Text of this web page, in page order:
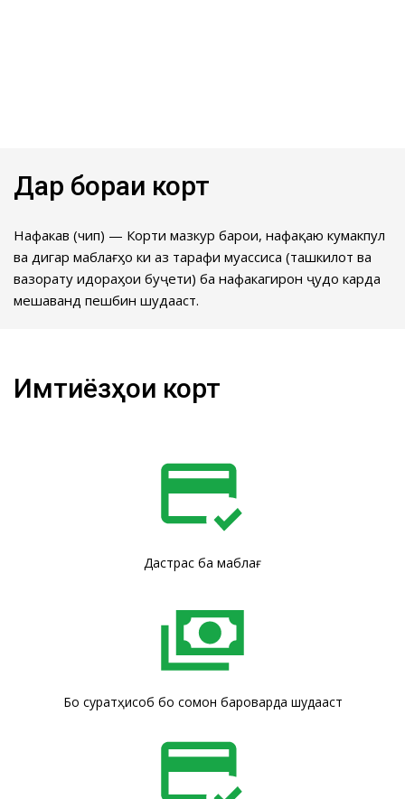
Дар бораи корт
Нафакавӣ (чип) — Корти мазкур барои, нафақаю кумакпулӣ
ва дигар маблағӽо ки аз тарафи муассиса (ташкилот ва
вазорату идораӽои буҷети) ба нафакагирон ҷудо карда
мешаванд пешбинӣ шудааст.
Имтиёзҳои корт
Дастрасӣ ба маблағ
Бо суратҳисоб бо сомонӣ бароварда шудааст